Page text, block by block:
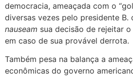
democracia, ameaçada com o
diversas vezes pelo presidente B.
nauseam sua decisão de rejeitar
em caso de sua provável derrota.
Também pesa na balança a
econômicas do governo